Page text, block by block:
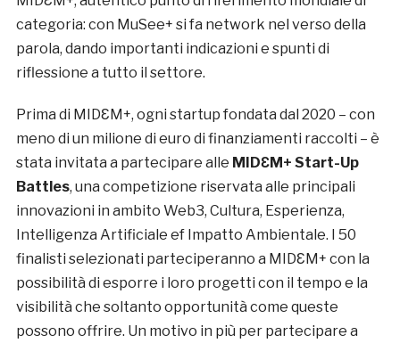
categoria: con MuSee+ si fa network nel verso della
parola, dando importanti indicazioni e spunti di
riflessione a tutto il settore.
Prima di MIDƐM+, ogni startup fondata dal 2020 – con
meno di un milione di euro di finanziamenti raccolti – è
stata invitata a partecipare alle MIDƐM+ Start-Up
Battles, una competizione riservata alle principali
innovazioni in ambito Web3, Cultura, Esperienza,
Intelligenza Artificiale ef Impatto Ambientale. I 50
finalisti selezionati parteciperanno a MIDƐM+ con la
possibilità di esporre i loro progetti con il tempo e la
visibilità che soltanto opportunità come queste
possono offrire. Un motivo in più per partecipare a